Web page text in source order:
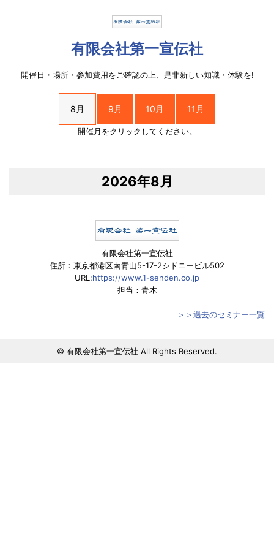
有限会社第一宣伝社
開催日・場所・参加費用をご確認の上、是非新しい知識・体験を!
8月 9月 10月 11月
開催月をクリックしてください。
2026年8月
有限会社第一宣伝社
住所：東京都港区南青山5-17-2シドニービル502
URL:https://www.1-senden.co.jp
担当：青木
＞＞過去のセミナー一覧
© 有限会社第一宣伝社 All Rights Reserved.